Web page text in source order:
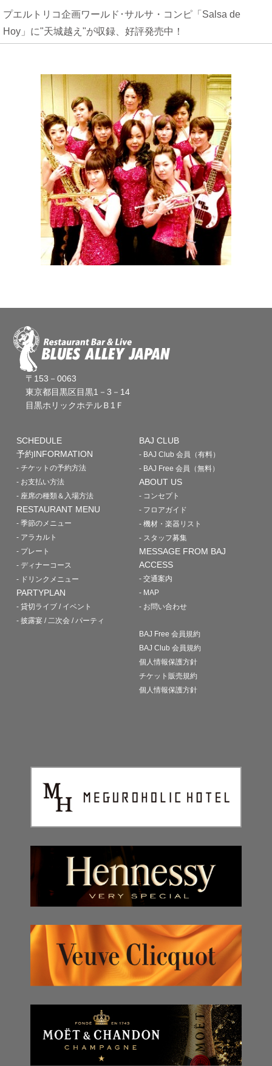
プエルトリコ企画ワールド･サルサ・コンピ「Salsa de
Hoy」に"天城越え"が収録、好評発売中！
〒153－0063
東京都目黒区目黒1－3－14
目黒ホリックホテルＢ1Ｆ
SCHEDULE
予約INFORMATION
- チケットの予約方法
- お支払い方法
- 座席の種類＆入場方法
RESTAURANT MENU
- 季節のメニュー
- アラカルト
- プレート
- ディナーコース
- ドリンクメニュー
PARTYPLAN
- 貸切ライブ / イベント
- 披露宴 / 二次会 / パーティ
BAJ CLUB
- BAJ Club 会員（有料）
- BAJ Free 会員（無料）
ABOUT US
- コンセプト
- フロアガイド
- 機材・楽器リスト
- スタッフ募集
MESSAGE FROM BAJ
ACCESS
- 交通案内
- MAP
- お問い合わせ
BAJ Free 会員規約
BAJ Club 会員規約
個人情報保護方針
チケット販売規約
個人情報保護方針